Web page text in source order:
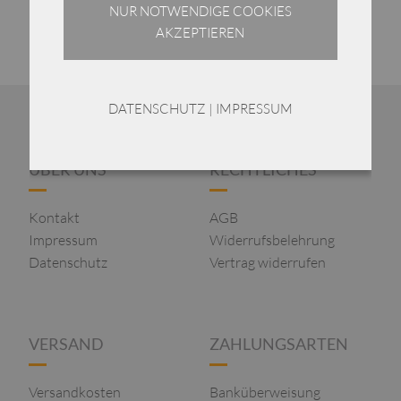
ÜBER UNS
Kontakt
Impressum
Datenschutz
RECHTLICHES
AGB
Widerrufsbelehrung
Vertrag widerrufen
VERSAND
Versandkosten
ZAHLUNGSARTEN
Banküberweisung
NUR NOTWENDIGE COOKIES
AKZEPTIEREN
DATENSCHUTZ | IMPRESSUM